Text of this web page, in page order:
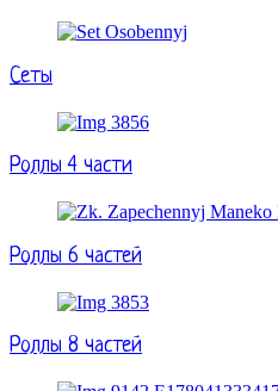
Сеты
Роллы 4 части
Роллы 6 частей
Роллы 8 частей